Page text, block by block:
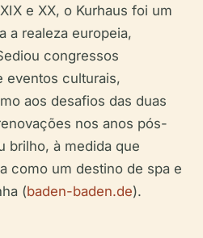
e XX, o Kurhaus foi um
a realeza europeia,
congressos
eventos culturais,
aos desafios das duas
nos anos pós-
brilho, à medida que
como um destino de spa e
(baden-baden.de).